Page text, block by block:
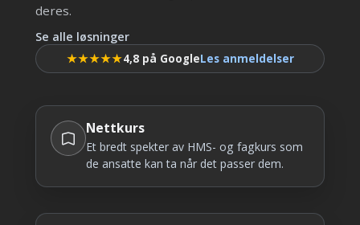
deres.
Se alle løsninger
★★★★★4,8 på GoogleLes anmeldelser
Nettkurs
Et bredt spekter av HMS- og fagkurs som
de ansatte kan ta når det passer dem.